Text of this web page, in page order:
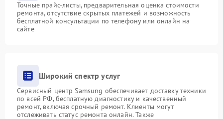
Точные прайс-листы, предварительная оценка стоимости
ремонта, отсутствие скрытых платежей и возможность
бесплатной консультации по телефону или онлайн на
сайте
Широкий спектр услуг
Сервисный центр Samsung обеспечивает доставку техники
по всей РФ, бесплатную диагностику и качественный
ремонт, включая срочный ремонт. Клиенты могут
отслеживать статус ремонта онлайн. Также